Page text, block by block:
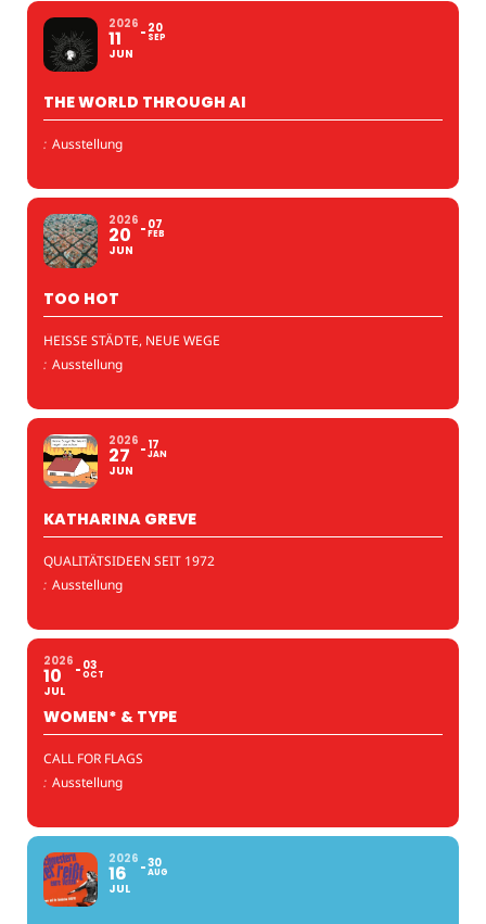
2026
11
JUN
20
SEP
THE WORLD THROUGH AI
: Ausstellung
2026
20
JUN
07
FEB
TOO HOT
HEISSE STÄDTE, NEUE WEGE
: Ausstellung
2026
27
JUN
17
JAN
KATHARINA GREVE
QUALITÄTSIDEEN SEIT 1972
: Ausstellung
2026
10
JUL
03
OCT
WOMEN* & TYPE
CALL FOR FLAGS
: Ausstellung
2026
16
JUL
30
AUG